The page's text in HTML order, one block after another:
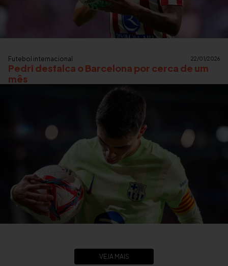
Futebol internacional 22/01/2026
Pedri desfalca o Barcelona por cerca de um
mês
VEJA MAIS